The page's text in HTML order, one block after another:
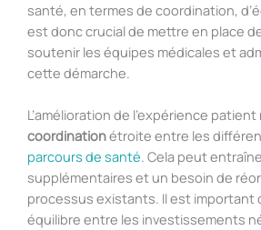
santé, en termes de coordination,
est donc crucial de mettre en place
soutenir les équipes médicales et
cette démarche.
L’amélioration de l’expérience
coordinationétroite entre les
parcours de santé. Cela peut
supplémentaires et un besoin de
processus existants. Il est important
équilibre entre les investissements